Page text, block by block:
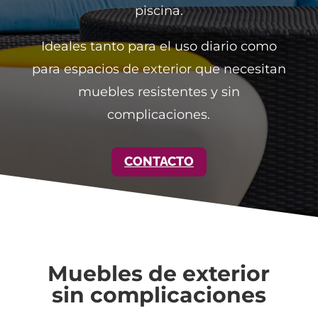
piscina.
Ideales tanto para el uso diario como
para espacios de exterior que necesitan
muebles resistentes y sin
complicaciones.
CONTACTO
Muebles de exterior
sin complicaciones